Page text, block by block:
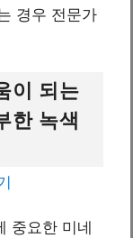
경우 전문가
이 되는
한 녹색
중요한 미네